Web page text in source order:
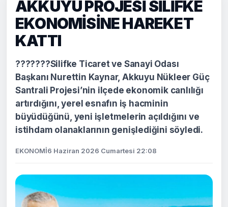
AKKUYU PROJESİ SİLİFKE
EKONOMİSİNE HAREKET
KATTI
???????Silifke Ticaret ve Sanayi Odası
Başkanı Nurettin Kaynar, Akkuyu Nükleer Güç
Santrali Projesi’nin ilçede ekonomik canlılığı
artırdığını, yerel esnafın iş hacminin
büyüdüğünü, yeni işletmelerin açıldığını ve
istihdam olanaklarının genişlediğini söyledi.
EKONOMİ6 Haziran 2026 Cumartesi 22:08